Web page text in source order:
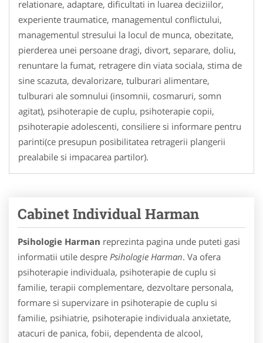
relationare, adaptare, dificultati in luarea deciziilor,
experiente traumatice, managementul conflictului,
managementul stresului la locul de munca, obezitate,
pierderea unei persoane dragi, divort, separare, doliu,
renuntare la fumat, retragere din viata sociala, stima de
sine scazuta, devalorizare, tulburari alimentare,
tulburari ale somnului (insomnii, cosmaruri, somn
agitat), psihoterapie de cuplu, psihoterapie copii,
psihoterapie adolescenti, consiliere si informare pentru
parinti(ce presupun posibilitatea retragerii plangerii
prealabile si impacarea partilor).
Cabinet Individual Harman
Psihologie Harman reprezinta pagina unde puteti gasi
informatii utile despre Psihologie Harman. Va ofera
psihoterapie individuala, psihoterapie de cuplu si
familie, terapii complementare, dezvoltare personala,
formare si supervizare in psihoterapie de cuplu si
familie, psihiatrie, psihoterapie individuala anxietate,
atacuri de panica, fobii, dependenta de alcool,